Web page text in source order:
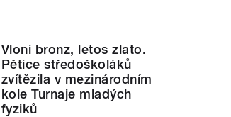
Vloni bronz, letos zlato.
Pětice středoškoláků
zvítězila v mezinárodním
kole Turnaje mladých
fyziků